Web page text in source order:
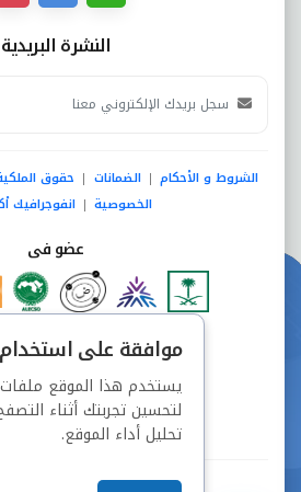
النشرة البريدية
الشروط و الأحكام | الضمانات | حقوق
الخصوصية | انفوجرافيك
عضو فى
دفع آمن من خلال
موافقة على استخدام
لتحسين تجربتك أثناء
تحليل أداء الموقع.